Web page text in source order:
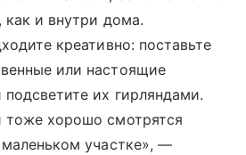
и внутри дома.
креативно: поставьте
или настоящие
их гирляндами.
тоже хорошо смотрятся
участке», —